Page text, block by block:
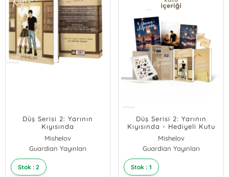
Düş Serisi 2: Yarının
Kıyısında
Mishelov
Guardian Yayınları
Stok : 2
Düş Serisi 2: Yarının
Kıyısında - Hediyeli Kutu
Mishelov
Guardian Yayınları
Stok : 1